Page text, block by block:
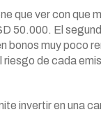
que ver con que
50.000. El
bonos muy poco
de cada
invertir en una